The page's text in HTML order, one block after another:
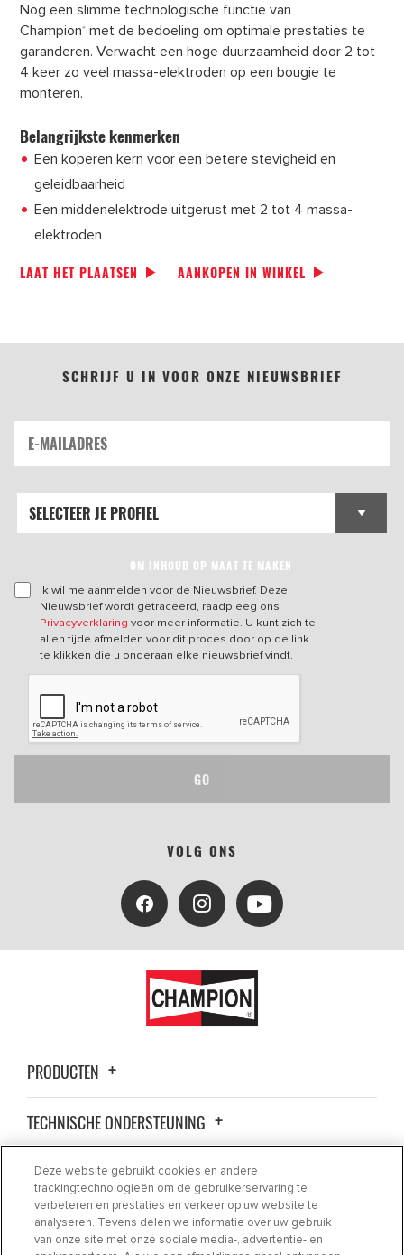
Nog een slimme technologische functie van
Champion® met de bedoeling om optimale prestaties te
garanderen. Verwacht een hoge duurzaamheid door 2 tot
4 keer zo veel massa-elektroden op een bougie te
monteren.
Belangrijkste kenmerken
Een koperen kern voor een betere stevigheid en
geleidbaarheid
Een middenelektrode uitgerust met 2 tot 4 massa-
elektroden
LAAT HET PLAATSEN AANKOPEN IN WINKEL
SCHRIJF U IN VOOR ONZE NIEUWSBRIEF
OM INHOUD OP MAAT TE MAKEN
Ik wil me aanmelden voor de Nieuwsbrief. Deze
Nieuwsbrief wordt getraceerd, raadpleeg ons
Privacyverklaring voor meer informatie. U kunt zich te
allen tijde afmelden voor dit proces door op de link
te klikken die u onderaan elke nieuwsbrief vindt.
GO
VOLG ONS
PRODUCTEN
TECHNISCHE ONDERSTEUNING
OVER ONS
CONTACT
Deze website gebruikt cookies en andere
trackingtechnologieën om de gebruikerservaring te
verbeteren en prestaties en verkeer op uw website te
analyseren. Tevens delen we informatie over uw gebruik
van onze site met onze sociale media-, advertentie- en